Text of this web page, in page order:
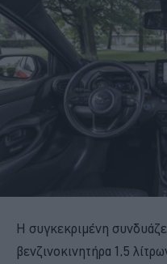
H συγκεκριμένη
βενζινοκινητήρα 1,5